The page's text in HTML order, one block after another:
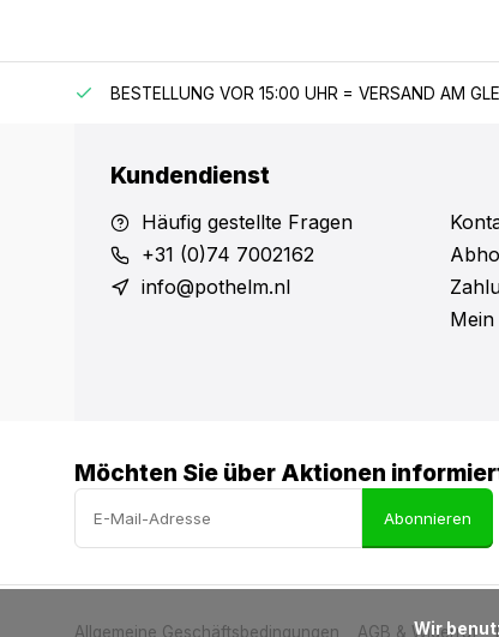
BESTELLUNG VOR 15:00 UHR = VERSAND AM
Kundendienst
Häufig gestellte Fragen
+31 (0)74 7002162
info@pothelm.nl
Möchten Sie über Aktionen
Abonnieren
Allgemeine Geschäftsbedingungen AGB & Widerruf
            Wir benutzen Cookies nur für interne Zwecke um den Webshop zu verbessern. Ist das in Ordnung?